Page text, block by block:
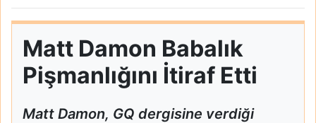
Matt Damon Babalık
Pişmanlığını İtiraf Etti
Matt Damon, GQ dergisine verdiği